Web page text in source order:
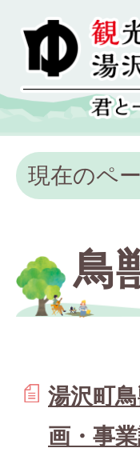
現在のペ
鳥
湯沢町
画・事